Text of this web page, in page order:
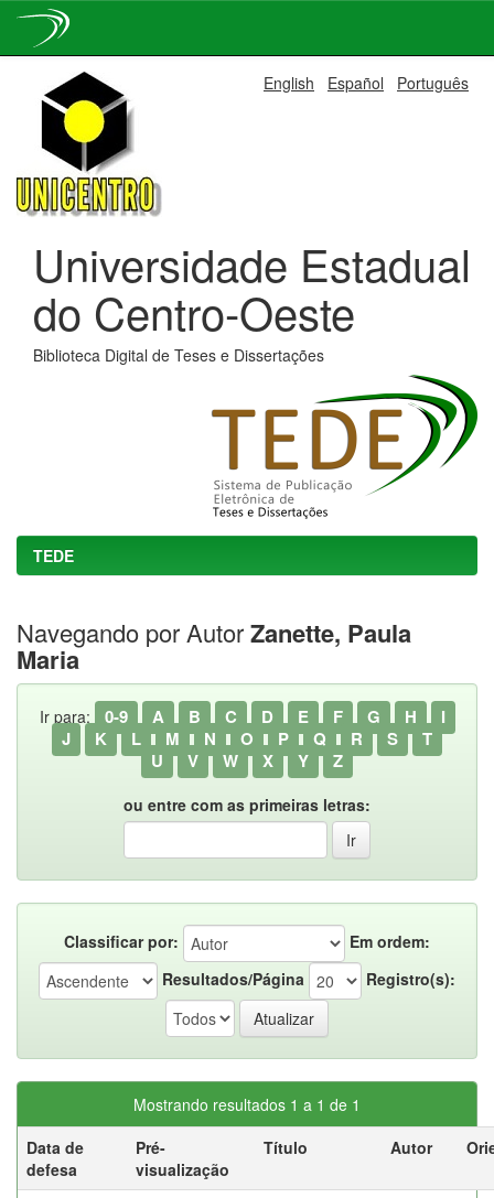
navigation
English Español Português
Universidade Estadual
do Centro-Oeste
Biblioteca Digital de Teses e Dissertações
TEDE
Navegando por AutorZanette, Paula
Maria
Ir para: 0-9 A B C D E F G H
I
J
K L M N O P Q R S
T
U
V W X Y Z
ou entre com as primeiras letras:
Classificar por:
Em ordem:
Resultados/Página
Registro(s):
Mostrando resultados 1 a 1 de 1
Data de
defesa
Pré-
visualização
Título Autor